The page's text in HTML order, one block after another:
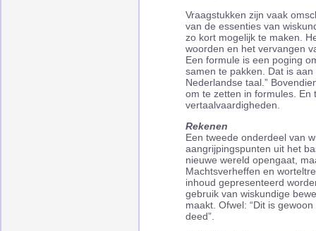
Vraagstukken zijn vaak
van de essenties van
zo kort mogelijk te maken.
woorden en het vervangen
Een formule is een poging
samen te pakken. Dat is
Nederlandse taal.”
om te zetten in formules.
vertaalvaardigheden.
Rekenen
Een tweede onderdeel van
aangrijpingspunten uit het
nieuwe wereld opengaat,
Machtsverheffen en
inhoud gepresenteerd
gebruik van wiskundige
maakt. Ofwel: “Dit is
deed”.